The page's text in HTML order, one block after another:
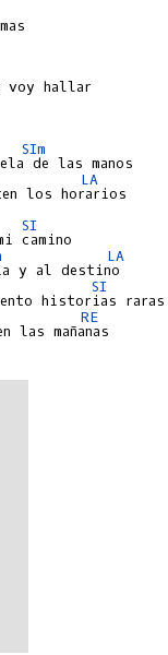
voy hallar
SIm
de las manos
LA
los horarios
SI
camino
LA
y al destino
SI
historias raras
RE
las mañanas